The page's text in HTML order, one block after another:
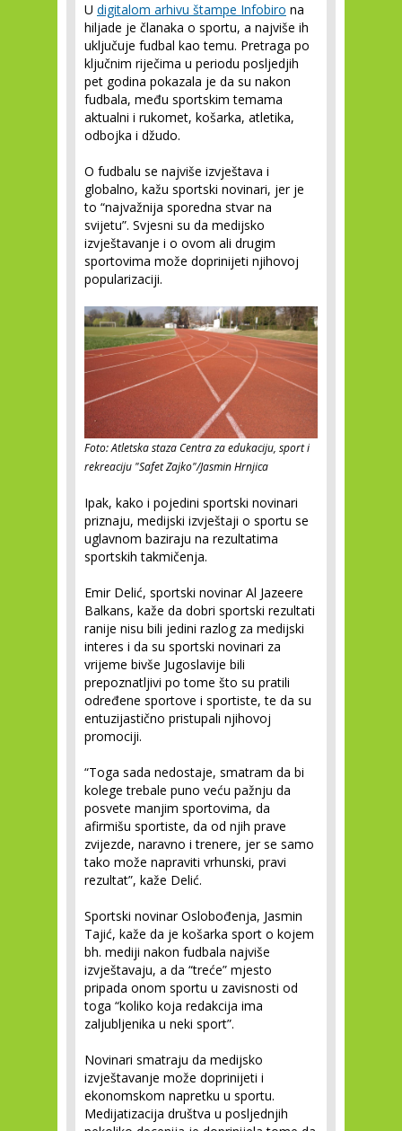
U digitalom arhivu štampe Infobiro na
hiljade je članaka o sportu, a najviše ih
uključuje fudbal kao temu. Pretraga po
ključnim riječima u periodu posljedjih
pet godina pokazala je da su nakon
fudbala, među sportskim temama
aktualni i rukomet, košarka, atletika,
odbojka i džudo.
O fudbalu se najviše izvještava i
globalno, kažu sportski novinari, jer je
to “najvažnija sporedna stvar na
svijetu”. Svjesni su da medijsko
izvještavanje i o ovom ali drugim
sportovima može doprinijeti njihovoj
popularizaciji.
Foto: Atletska staza Centra za edukaciju, sport i
rekreaciju "Safet Zajko"/Jasmin Hrnjica
Ipak, kako i pojedini sportski novinari
priznaju, medijski izvještaji o sportu se
uglavnom baziraju na rezultatima
sportskih takmičenja.
Emir Delić, sportski novinar Al Jazeere
Balkans, kaže da dobri sportski rezultati
ranije nisu bili jedini razlog za medijski
interes i da su sportski novinari za
vrijeme bivše Jugoslavije bili
prepoznatljivi po tome što su pratili
određene sportove i sportiste, te da su
entuzijastično pristupali njihovoj
promociji.
“Toga sada nedostaje, smatram da bi
kolege trebale puno veću pažnju da
posvete manjim sportovima, da
afirmišu sportiste, da od njih prave
zvijezde, naravno i trenere, jer se samo
tako može napraviti vrhunski, pravi
rezultat”, kaže Delić.
Sportski novinar Oslobođenja, Jasmin
Tajić, kaže da je košarka sport o kojem
bh. mediji nakon fudbala najviše
izvještavaju, a da “treće” mjesto
pripada onom sportu u zavisnosti od
toga “koliko koja redakcija ima
zaljubljenika u neki sport”.
Novinari smatraju da medijsko
izvještavanje može doprinijeti i
ekonomskom napretku u sportu.
Medijatizacija društva u posljednjih